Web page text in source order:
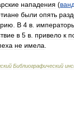
нападения (
были опять
В 4 в
в 5 в привело к
не имела
Библиографический